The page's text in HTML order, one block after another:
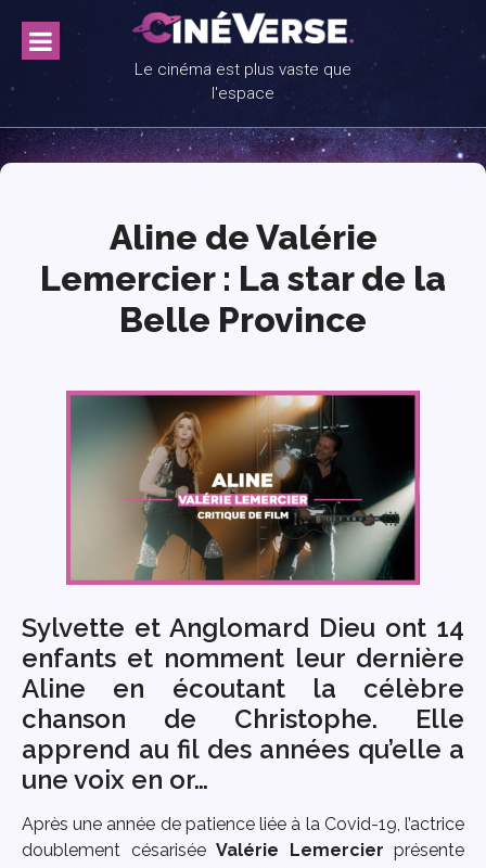
content
Le cinéma est plus vaste que
l'espace
Aline de Valérie
Lemercier : La star de la
Belle Province
Sylvette et Anglomard Dieu ont 14
enfants et nomment leur dernière
Aline en écoutant la célèbre
chanson de Christophe. Elle
apprend au fil des années qu’elle a
une voix en or…
Après une année de patience liée à la Covid-19, l’actrice
doublement césarisée Valérie Lemercier présente